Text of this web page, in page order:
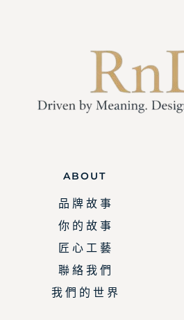
ABOUT
品 牌 故 事
你 的 故 事
匠 心 工 藝
聯 絡 我 們
我 們 的 世 界